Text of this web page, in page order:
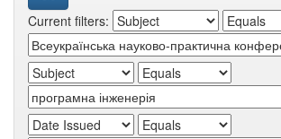
Current filters: